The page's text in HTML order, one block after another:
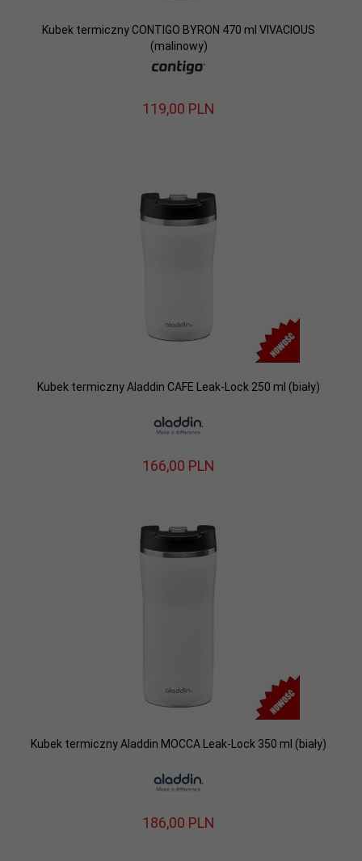
Kubek termiczny CONTIGO BYRON 470 ml VIVACIOUS
(malinowy)
119,00 PLN
Kubek termiczny Aladdin CAFE Leak-Lock 250 ml (biały)
166,00 PLN
Kubek termiczny Aladdin MOCCA Leak-Lock 350 ml (biały)
186,00 PLN